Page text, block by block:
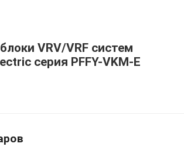
VRV/VRF систем
серия PFFY-VKM-E